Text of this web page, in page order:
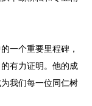
一个重要里程碑，
有力证明。他的成
我们每一位同仁树